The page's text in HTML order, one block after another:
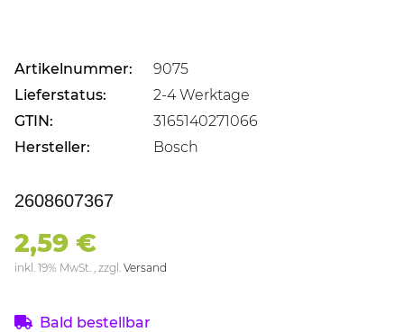
Artikelnummer:
9075
Lieferstatus:
2-4 Werktage
GTIN:
3165140271066
Hersteller:
Bosch
2608607367
2,59 €
inkl. 19% MwSt. , zzgl. Versand
Bald bestellbar